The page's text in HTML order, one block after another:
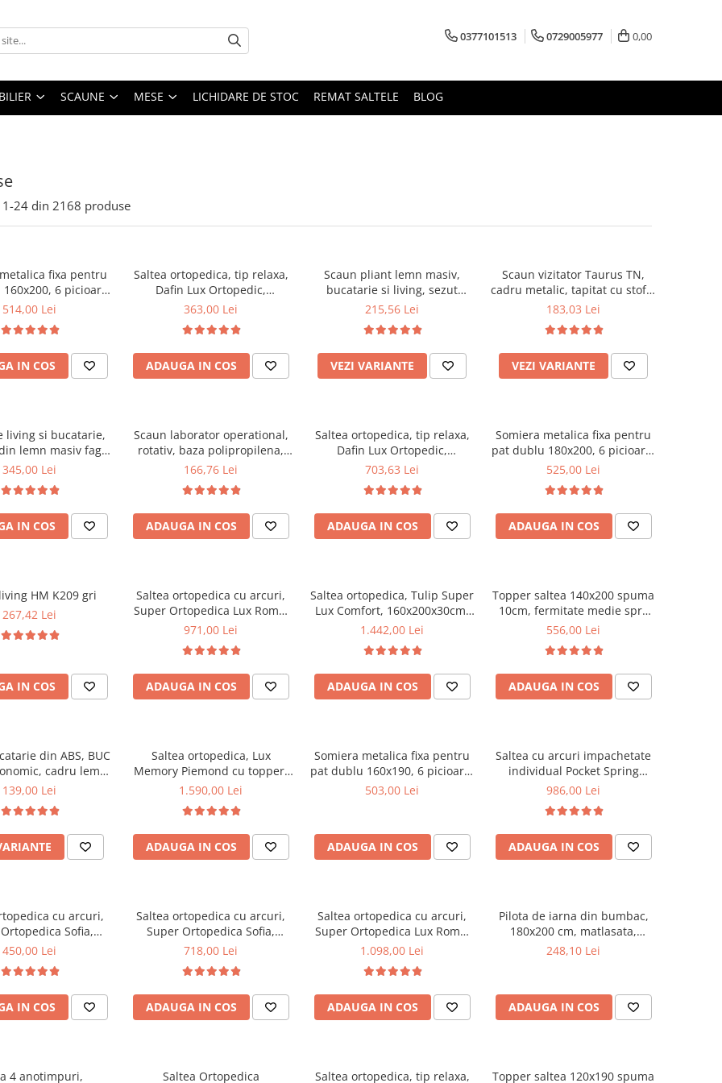
0377101513 0729005977 0,00
SCAUNE MESE LICHIDARE DE STOC REMAT SALTELE BLOG
1-24 din 2168 produse
fixa pentru
6 picioare,
lemn fag, benzi
negru
514,00 Lei
IN COS
Saltea ortopedica, tip relaxa,
Dafin Lux Ortopedic,
90x200x21cm, fermitate
Bonell, fata vara-iarna, sistem
de aerisire cu butoni, Salt
Confort
363,00 Lei
ADAUGA IN COS
Scaun pliant lemn masiv,
bucatarie si living, sezut
tapitat cu piele ecologica, 100
215,56 Lei
VEZI VARIANTE
Scaun vizitator Taurus TN,
cadru metalic, tapitat cu stofa,
stivuibil, 120 kg, negru
183,03 Lei
VEZI VARIANTE
living si bucatarie,
lemn masiv fag,
lacuit, 120 kg,
345,00 Lei
IN COS
Scaun laborator operational,
rotativ, baza polipropilena,
piele ecologica, inaltime
166,76 Lei
ADAUGA IN COS
Saltea ortopedica, tip relaxa,
Dafin Lux Ortopedic,
160x200x21cm, fermitate
Bonell, fata vara-iarna, sistem
de aerisire cu butoni, Salt
Confort
703,63 Lei
ADAUGA IN COS
Somiera metalica fixa pentru
pat dublu 180x200, 6 picioare,
32 lamele lemn fag, benzi
negru
525,00 Lei
ADAUGA IN COS
HM K209 gri
267,42 Lei
IN COS
Saltea ortopedica cu arcuri,
Super Ortopedica Lux Roma,
160x200x23cm, fermitate tare,
vara-iarna, sistem aerisire
perimetral, Saltex
971,00 Lei
ADAUGA IN COS
Saltea ortopedica, Tulip Super
Lux Comfort, 160x200x30cm,
fermitate tare, cu plasa de
aerisire banda Spaceair,
Saltsib
1.442,00 Lei
ADAUGA IN COS
Topper saltea 140x200 spuma
10cm, fermitate medie spre
tare, spuma poliuretanica,
microfibra, Saltsib
556,00 Lei
ADAUGA IN COS
din ABS, BUC
cadru lemn,
100 kg
139,00 Lei
Saltea ortopedica, Lux
Memory Piemond cu topper,
160x200x32cm, fermitate tare,
2,5 cm, husa matlasata,
sistem de aerisire perimetral,
greutate maxima sustinuta
120 kg/utilizator, Saltex
1.590,00 Lei
ADAUGA IN COS
Somiera metalica fixa pentru
pat dublu 160x190, 6 picioare,
30 lamele lemn fag, benzi
503,00 Lei
ADAUGA IN COS
Saltea cu arcuri impachetate
individual Pocket Spring
Milano, 140x200x24cm, cu
sistem de aerisire perimetral,
Saltex
986,00 Lei
ADAUGA IN COS
cu arcuri,
Sofia,
fermitate
iarna, sistem
cu butoni, Saltex
450,00 Lei
IN COS
Saltea ortopedica cu arcuri,
Super Ortopedica Sofia,
160x200x20cm, fermitate
fata vara-iarna, sistem
aerisire cu butoni, Saltex
718,00 Lei
ADAUGA IN COS
Saltea ortopedica cu arcuri,
Super Ortopedica Lux Roma,
180x200x23cm, fermitate tare,
vara-iarna, sistem aerisire
perimetral, Saltex
1.098,00 Lei
ADAUGA IN COS
Pilota de iarna din bumbac,
180x200 cm, matlasata,
umplutura bilute siliconizate,
248,10 Lei
ADAUGA IN COS
4 anotimpuri,
Saltea Ortopedica
Saltea ortopedica, tip relaxa,
Topper saltea 120x190 spuma